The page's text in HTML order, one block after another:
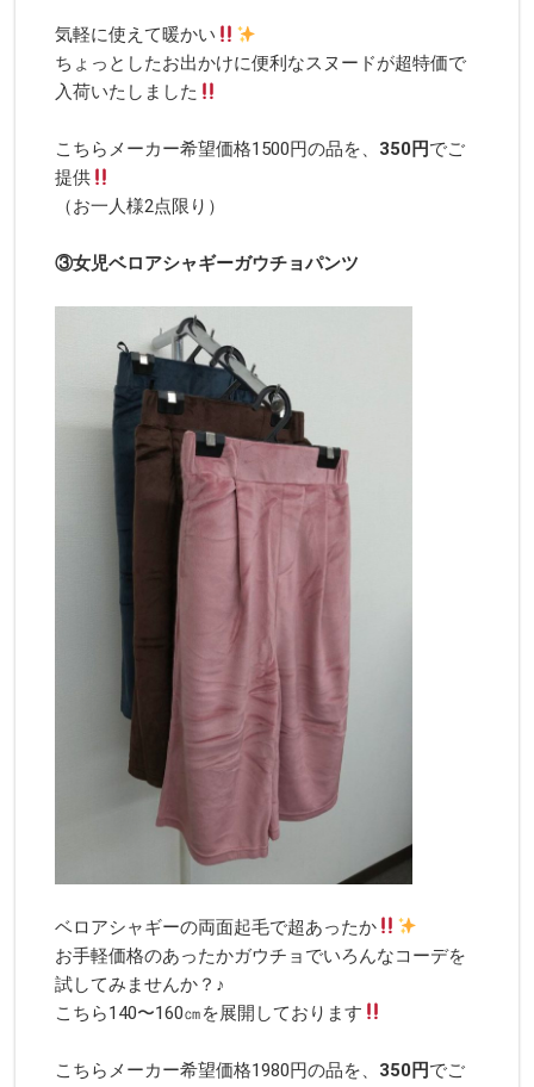
気軽に使えて暖かい
ちょっとしたお出かけに便利なスヌードが超特価で
入荷いたしました
こちらメーカー希望価格1500円の品を、 350円でご
提供
（お一人様2点限り）
③女児ベロアシャギーガウチョパンツ
ベロアシャギーの両面起毛で超あったか
お手軽価格のあったかガウチョでいろんなコーデを
試してみませんか？♪
こちら140〜160㎝を展開しております
こちらメーカー希望価格1980円の品を、 350円でご